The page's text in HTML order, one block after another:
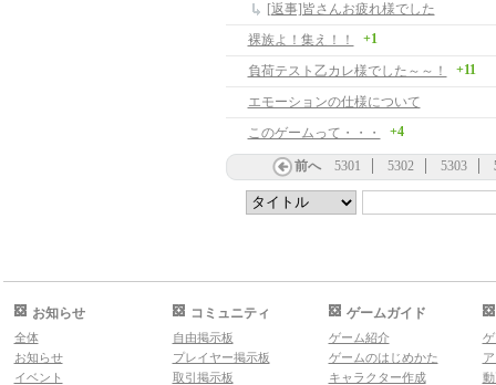
[返事]皆さんお疲れ様でした
裸族よ！集え！！
+1
負荷テスト乙カレ様でした～～！ +11
エモーションの仕様について
このゲームって・・・
+4
前へ 5301 5302 5303
お知らせ
全体
お知らせ
イベント
コミュニティ
自由掲示板
プレイヤー掲示板
取引掲示板
ゲームガイド
ゲーム紹介
ゲームのはじめかた
キャラクター作成